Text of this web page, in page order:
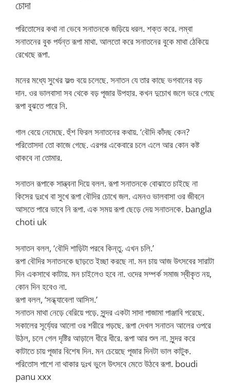
চোদা
পরিতোসের কথা না ভেবে সনাতনকে জড়িয়ে ধরল. শক্ত করে. লম্বা
সনাতনের বুক পর্যন্ত রূপা মাথা. আলতো করে সনাতনের বুকে মাথা ঠেকিয়ে
রেখেছে রূপা.
মনের মধ্যে সুখের ফল্গু বয়ে চলেছে. সনাতন যে তার কাছে ভগবানের বড়
দান. ওর ভালবাসা সব থেকে বড় পূজার উপহার. কখন দুচোখ জলে ভরে গেছে
রূপা বুঝতে পারে নি.
গাল বেয়ে নেমেছে. হুঁশ ফিরল সনাতনের কথায়. ‘বৌদি কাঁদছ কেন?
পরিতোসদা তো কাজে গেছে. এরপর একেবারে চলে এলে আর কোন কষ্ট
থাকবে না তোমার.
সনাতন রূপাকে সান্ত্বনা দিয়ে বলল. রূপা সনাতনকে বোঝাতে চাইছে না
কিসের দুঃখে বা সুখে রূপা বৌদির চোখে জল. এমনও ভালবাসা ওর জীবনে
আসতে পারে ভাবে নি রূপা. এক সময় রূপা ছেড়ে দেয় সনাতনকে. bangla
choti uk
সনাতন বলল, ‘বৌদি শাড়িটা পরবে কিন্তু. এখন চলি.’
রূপা বৌদির সনাতনকে ছাড়তে ইচ্ছা করছে না. মন চায় আজ উৎসবের সারাটা
দিন একসাথে কাটায়. মন চাইলেও হবে না. ওদের সম্পর্ক সমাজ স্বীকৃত নয়,
কোন দিন হবেও না.
রূপা বলল, ‘সন্ধ্যাবেলা আসিস.’
সনাতন মাথা নেড়ে বেরিয়ে পড়ে. সুন্দর একটা সাদা পাজামা পাঞ্জাবি পরেছে.
সকালের সূর্য্যের আলো ওর শরীরে পড়ছে. রূপা দেখল সনাতন আলের ওপরে
উঠল, চলে গেল দৃষ্টির আড়ালে ধীরে ধীরে. রূপা আর শুল না. সুন্দর করে
কাটাতে চায় পূজার বিশেষ দিন. মন চেয়েছে পূজার দিনটা ভাল কাটুক.
পরিতোস পাশে না থাকার দুঃখ ভুলে উৎসবে মেতে উঠবে রূপা. boudi
panu xxx